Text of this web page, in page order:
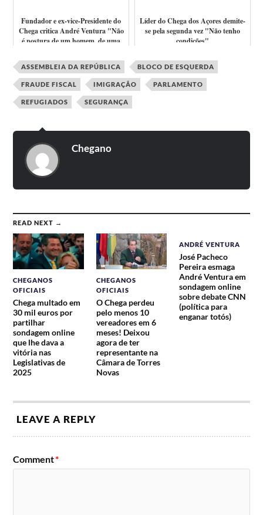
Fundador e ex-vice-Presidente do
Chega critica André Ventura "Não
é postura de um homem, de uma
Líder do Chega dos Açores demite-
se pela segunda vez "Não tenho
condições"
ASSEMBLEIA DA REPÚBLICA BLOCO DE ESQUERDA
FRAUDE FISCAL IMIGRAÇÃO PARLAMENTO
REFUGIADOS SEGURANÇA
Chegano
READ NEXT →
CHEGANOS
OFICIAIS
Chega multado em
30 mil euros por
partilhar
sondagem online
que lhe dava a
vitória nas
Legislativas de
2025
CHEGANOS
OFICIAIS
O Chega perdeu
pelo menos 10
vereadores em 6
meses! Deixou
agora de ter
representante na
Câmara de Torres
Novas
ANDRÉ VENTURA
José Pacheco
Pereira esmaga
André Ventura em
sondagem online
sobre debate CNN
(política para
enganar totós)
LEAVE A REPLY
Comment*